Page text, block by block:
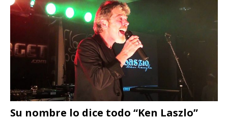
Su nombre lo dice todo “Ken Laszlo”